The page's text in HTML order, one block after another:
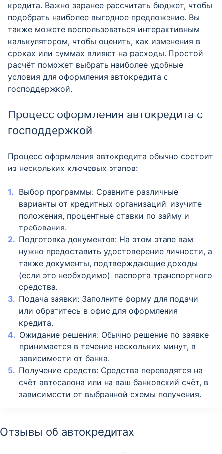
кредита. Важно заранее рассчитать бюджет, чтобы
подобрать наиболее выгодное предложение. Вы
также можете воспользоваться интерактивным
калькулятором, чтобы оценить, как изменения в
сроках или суммах влияют на расходы. Простой
расчёт поможет выбрать наиболее удобные
условия для оформления автокредита с
господдержкой.
Процесс оформления автокредита с
господдержкой
Процесс оформления автокредита обычно состоит
из нескольких ключевых этапов:
Выбор программы: Сравните различные
варианты от кредитных организаций, изучите
положения, процентные ставки по займу и
требования.
Подготовка документов: На этом этапе вам
нужно предоставить удостоверение личности, а
также документы, подтверждающие доходы
(если это необходимо), паспорта транспортного
средства.
Подача заявки: Заполните форму для подачи
или обратитесь в офис для оформления
кредита.
Ожидание решения: Обычно решение по заявке
принимается в течение нескольких минут, в
зависимости от банка.
Получение средств: Средства переводятся на
счёт автосалона или на ваш банковский счёт, в
зависимости от выбранной схемы получения.
Отзывы об автокредитах